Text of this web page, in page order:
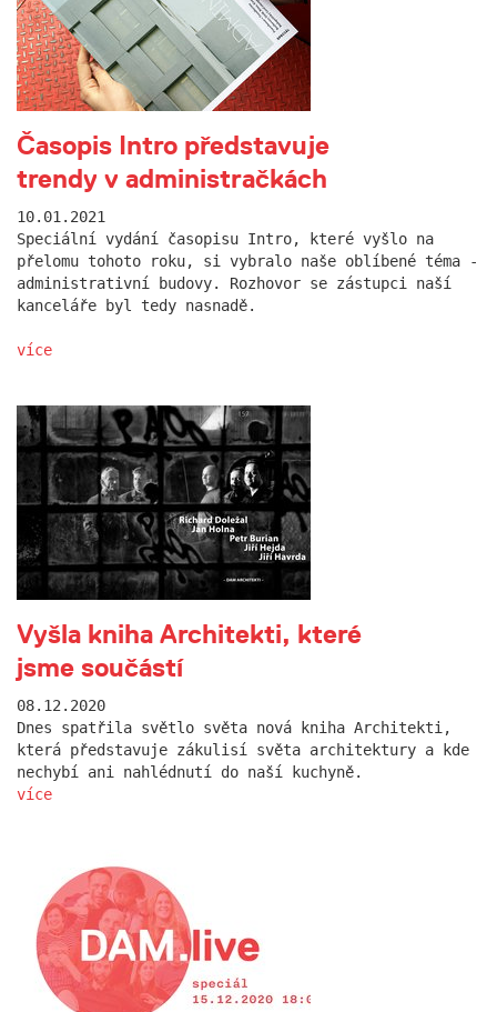
Časopis Intro představuje
trendy v administračkách
10.01.2021
Speciální vydání časopisu Intro, které vyšlo na
přelomu tohoto roku, si vybralo naše oblíbené téma -
administrativní budovy. Rozhovor se zástupci naší
kanceláře byl tedy nasnadě.
více
Vyšla kniha Architekti, které
jsme součástí
08.12.2020
Dnes spatřila světlo světa nová kniha Architekti,
která představuje zákulisí světa architektury a kde
nechybí ani nahlédnutí do naší kuchyně.
více